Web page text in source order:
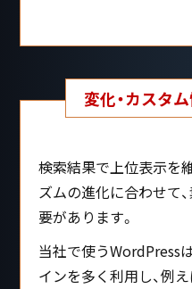
変化・カスタ
検索結果で上位表示を
ズムの進化に合わせて
要があります。
当社で使うWordPress
インを多く利用し、例